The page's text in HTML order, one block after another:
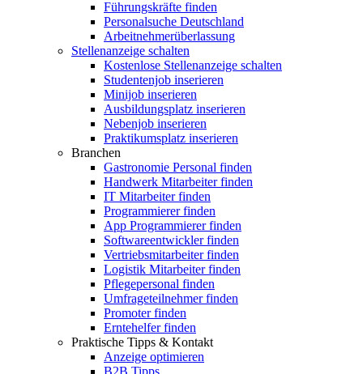
Führungskräfte finden
Personalsuche Deutschland
Arbeitnehmerüberlassung
Stellenanzeige schalten
Kostenlose Stellenanzeige schalten
Studentenjob inserieren
Minijob inserieren
Ausbildungsplatz inserieren
Nebenjob inserieren
Praktikumsplatz inserieren
Branchen
Gastronomie Personal finden
Handwerk Mitarbeiter finden
IT Mitarbeiter finden
Programmierer finden
App Programmierer finden
Softwareentwickler finden
Vertriebsmitarbeiter finden
Logistik Mitarbeiter finden
Pflegepersonal finden
Umfrageteilnehmer finden
Promoter finden
Erntehelfer finden
Praktische Tipps & Kontakt
Anzeige optimieren
B2B Tipps